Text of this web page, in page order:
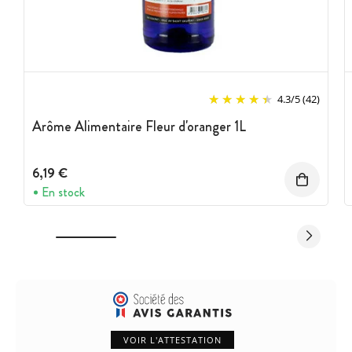
Cuisineaddict
4.3/5(42)
Arôme Alimentaire Fleur d'oranger 1L
6,19 €
En stock
VOIR L'ATTESTATION